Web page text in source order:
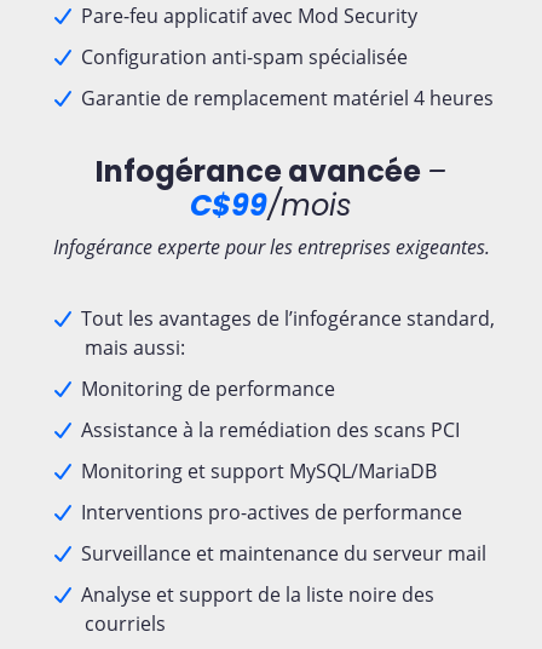
Pare-feu applicatif avec Mod Security
Configuration anti-spam spécialisée
Garantie de remplacement matériel 4 heures
Infogérance avancée –
C$99/mois
Infogérance experte pour les entreprises exigeantes.
Tout les avantages de l’infogérance standard,
mais aussi:
Monitoring de performance
Assistance à la remédiation des scans PCI
Monitoring et support MySQL/MariaDB
Interventions pro-actives de performance
Surveillance et maintenance du serveur mail
Analyse et support de la liste noire des
courriels